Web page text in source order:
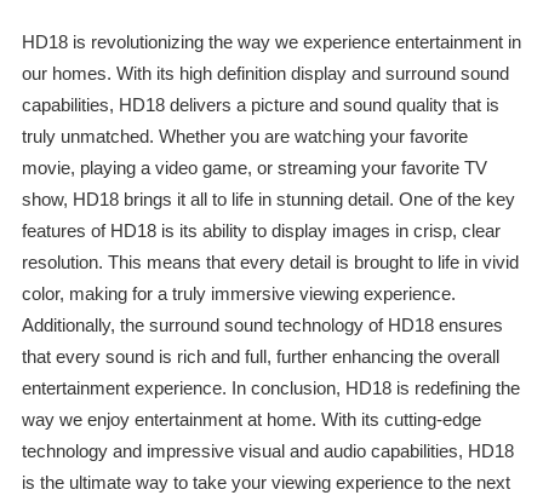
HD18 is revolutionizing the way we experience entertainment in
our homes. With its high definition display and surround sound
capabilities, HD18 delivers a picture and sound quality that is
truly unmatched. Whether you are watching your favorite
movie, playing a video game, or streaming your favorite TV
show, HD18 brings it all to life in stunning detail. One of the key
features of HD18 is its ability to display images in crisp, clear
resolution. This means that every detail is brought to life in vivid
color, making for a truly immersive viewing experience.
Additionally, the surround sound technology of HD18 ensures
that every sound is rich and full, further enhancing the overall
entertainment experience. In conclusion, HD18 is redefining the
way we enjoy entertainment at home. With its cutting-edge
technology and impressive visual and audio capabilities, HD18
is the ultimate way to take your viewing experience to the next